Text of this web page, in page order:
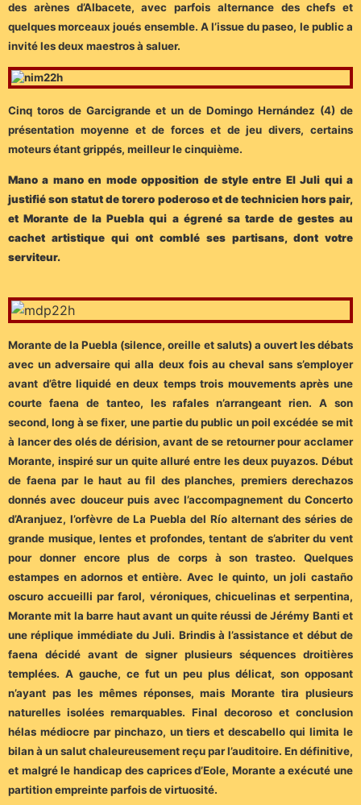
des arènes d’Albacete, avec parfois alternance des chefs et
quelques morceaux joués ensemble. A l’issue du paseo, le public a
invité les deux maestros à saluer.
Cinq toros de Garcigrande et un de Domingo Hernández (4) de
présentation moyenne et de forces et de jeu divers, certains
moteurs étant grippés, meilleur le cinquième.
Mano a mano en mode opposition de style entre El Juli qui a
justifié son statut de torero poderoso et de technicien hors pair,
et Morante de la Puebla qui a égrené sa tarde de gestes au
cachet artistique qui ont comblé ses partisans, dont votre
serviteur.
Morante de la Puebla (silence, oreille et saluts) a ouvert les débats
avec un adversaire qui alla deux fois au cheval sans s’employer
avant d’être liquidé en deux temps trois mouvements après une
courte faena de tanteo, les rafales n’arrangeant rien. A son
second, long à se fixer, une partie du public un poil excédée se mit
à lancer des olés de dérision, avant de se retourner pour acclamer
Morante, inspiré sur un quite alluré entre les deux puyazos. Début
de faena par le haut au fil des planches, premiers derechazos
donnés avec douceur puis avec l’accompagnement du Concerto
d’Aranjuez, l’orfèvre de La Puebla del Río alternant des séries de
grande musique, lentes et profondes, tentant de s’abriter du vent
pour donner encore plus de corps à son trasteo. Quelques
estampes en adornos et entière. Avec le quinto, un joli castaño
oscuro accueilli par farol, véroniques, chicuelinas et serpentina,
Morante mit la barre haut avant un quite réussi de Jérémy Banti et
une réplique immédiate du Juli. Brindis à l’assistance et début de
faena décidé avant de signer plusieurs séquences droitières
templées. A gauche, ce fut un peu plus délicat, son opposant
n’ayant pas les mêmes réponses, mais Morante tira plusieurs
naturelles isolées remarquables. Final decoroso et conclusion
hélas médiocre par pinchazo, un tiers et descabello qui limita le
bilan à un salut chaleureusement reçu par l’auditoire. En définitive,
et malgré le handicap des caprices d’Eole, Morante a exécuté une
partition empreinte parfois de virtuosité.